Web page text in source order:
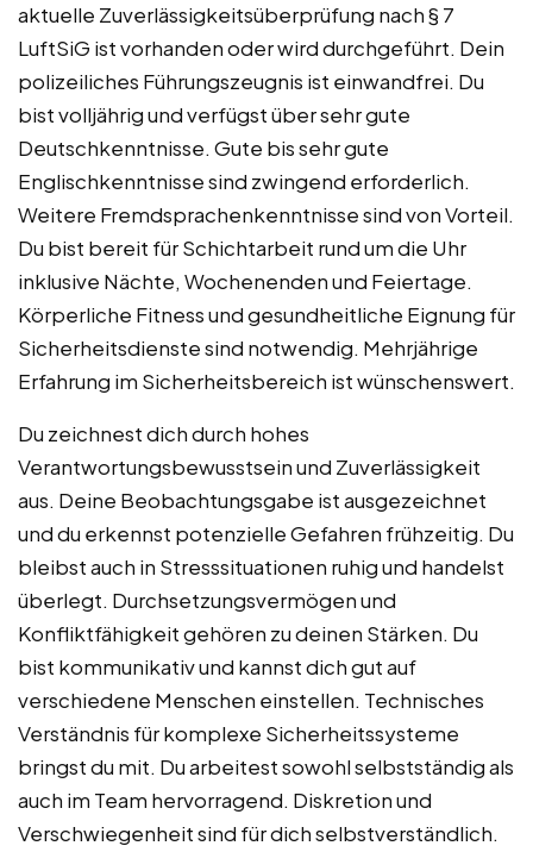
aktuelle Zuverlässigkeitsüberprüfung nach § 7
LuftSiG ist vorhanden oder wird durchgeführt. Dein
polizeiliches Führungszeugnis ist einwandfrei. Du
bist volljährig und verfügst über sehr gute
Deutschkenntnisse. Gute bis sehr gute
Englischkenntnisse sind zwingend erforderlich.
Weitere Fremdsprachenkenntnisse sind von Vorteil.
Du bist bereit für Schichtarbeit rund um die Uhr
inklusive Nächte, Wochenenden und Feiertage.
Körperliche Fitness und gesundheitliche Eignung für
Sicherheitsdienste sind notwendig. Mehrjährige
Erfahrung im Sicherheitsbereich ist wünschenswert.
Du zeichnest dich durch hohes
Verantwortungsbewusstsein und Zuverlässigkeit
aus. Deine Beobachtungsgabe ist ausgezeichnet
und du erkennst potenzielle Gefahren frühzeitig. Du
bleibst auch in Stresssituationen ruhig und handelst
überlegt. Durchsetzungsvermögen und
Konfliktfähigkeit gehören zu deinen Stärken. Du
bist kommunikativ und kannst dich gut auf
verschiedene Menschen einstellen. Technisches
Verständnis für komplexe Sicherheitssysteme
bringst du mit. Du arbeitest sowohl selbstständig als
auch im Team hervorragend. Diskretion und
Verschwiegenheit sind für dich selbstverständlich.